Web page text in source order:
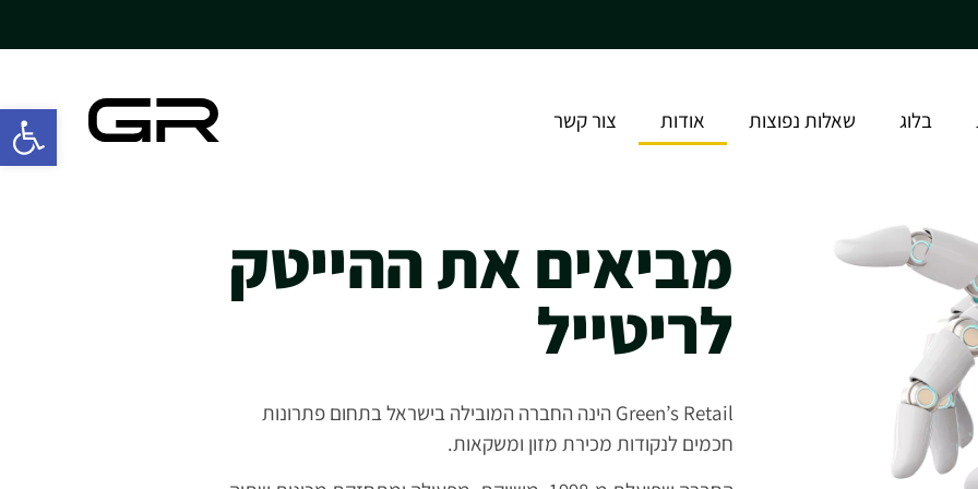
בלוג שאלות נפוצות אודות צור קשר
מביאים את ההייטק
לריטייל
Green’s Retail הינה החברה המובילה בישראל בתחום פתרונות
חכמים לנקודות מכירת מזון ומשקאות.
פתח